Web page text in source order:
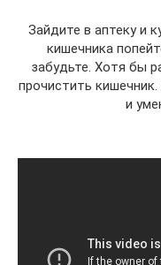
Зайдите в аптеку и
кишечника
забудьте. Хотя бы
прочистить
и